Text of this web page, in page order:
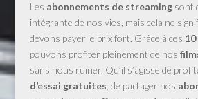
Les abonnements de streamingsont
intégrante de nos vies, mais cela ne
devons payer le prix fort. Grâce à ces
pouvons profiter pleinement de nos
sans nous ruiner. Qu’il s’agisse de
d’essai gratuites, de partager nos